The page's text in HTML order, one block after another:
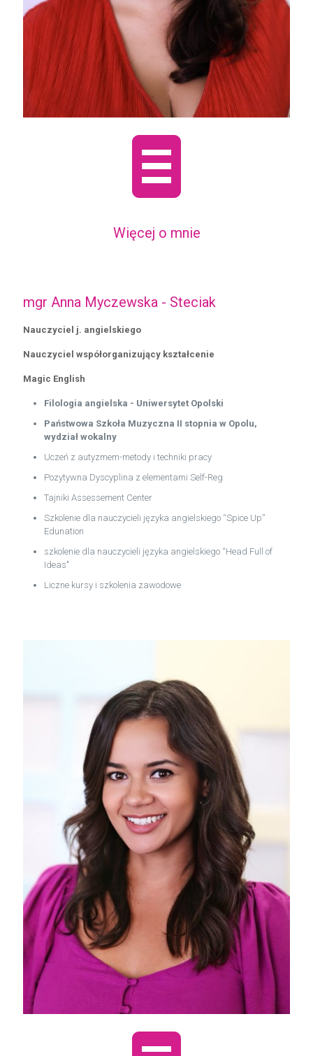
Więcej o mnie
mgr Anna Myczewska - Steciak
Nauczyciel j. angielskiego
Nauczyciel współorganizujący kształcenie
Magic English
Filologia angielska - Uniwersytet Opolski
Państwowa Szkoła Muzyczna II stopnia w Opolu,
wydział wokalny
Uczeń z autyzmem-metody i techniki pracy
Pozytywna Dyscyplina z elementami Self-Reg
Tajniki Assessement Center
Szkolenie dla nauczycieli języka angielskiego “Spice Up”
Edunation
szkolenie dla nauczycieli języka angielskiego “Head Full of
Ideas"
Liczne kursy i szkolenia zawodowe